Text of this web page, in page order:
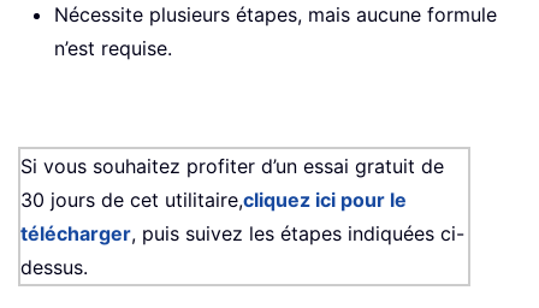
Nécessite plusieurs étapes, mais aucune formule
n’est requise.
Si vous souhaitez profiter d’un essai gratuit de
30 jours de cet utilitaire,cliquez ici pour le
télécharger, puis suivez les étapes indiquées ci-
dessus.